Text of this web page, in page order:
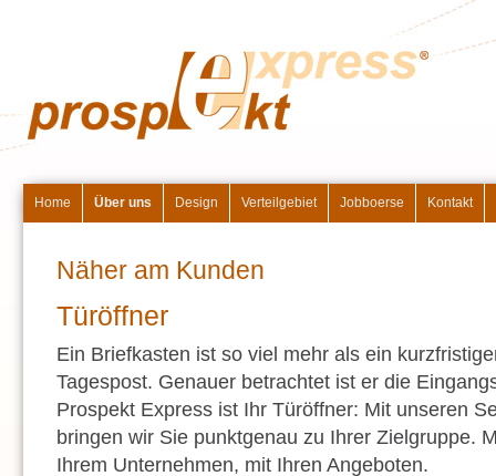
Main menu
Skip to primary content
Skip to secondary content
Home Über uns Design Verteilgebiet Jobboerse Kontakt
Näher am Kunden
Türöffner
Ein Briefkasten ist so viel mehr als ein
Tagespost. Genauer betrachtet ist er die
Prospekt Express ist Ihr Türöffner: Mit unseren
bringen wir Sie punktgenau zu Ihrer Zielgruppe.
Ihrem Unternehmen, mit Ihren Angeboten.